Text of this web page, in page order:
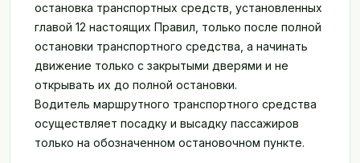
остановка транспортных средств, установленных
главой 12 настоящих Правил, только после полной
остановки транспортного средства, а начинать
движение только с закрытыми дверями и не
открывать их до полной остановки.
Водитель маршрутного транспортного средства
осуществляет посадку и высадку пассажиров
только на обозначенном остановочном пункте.